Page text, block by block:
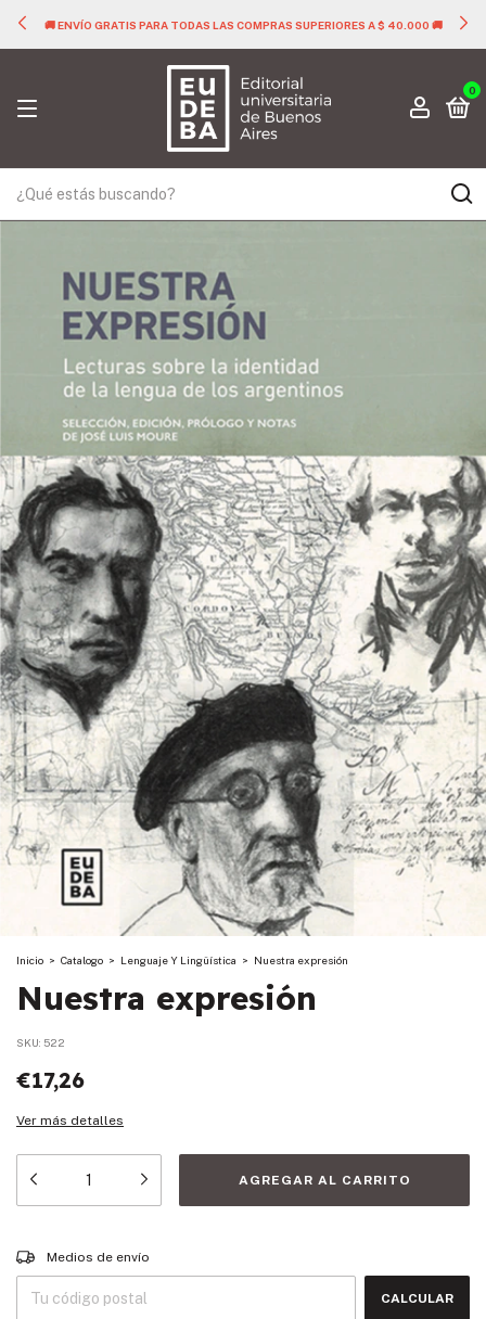
🚚 ENVÍO GRATIS PARA TODAS LAS COMPRAS SUPERIORES A $ 40.000 🚚
0
Inicio > Catalogo > Lenguaje Y Lingüística > Nuestra expresión
Nuestra expresión
SKU: 522
€17,26
Ver más detalles
Entregas para el CP:
Medios de envío
CALCULAR